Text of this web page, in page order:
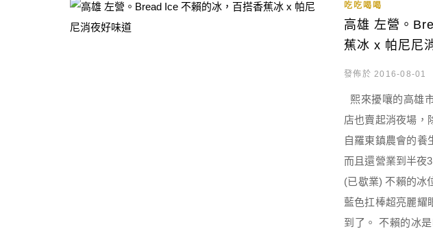
吃吃喝喝
高雄 左營。
蕉冰 x 帕尼尼
發佈於 2016-08-01
熙來擾嚷的高雄
店也賣起消夜場，
自羅東鎮農會的養
而且還營業到半夜
(已歇業) 不賴的冰
藍色扛棒超亮麗耀
到了。 不賴的冰